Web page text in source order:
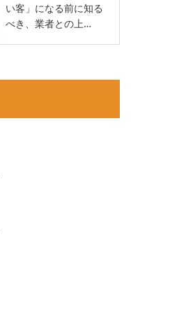
い客」になる前に知る
べき、業者との上…